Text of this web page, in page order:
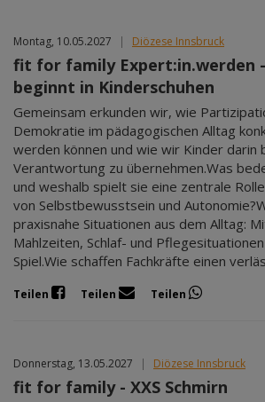
Sep 2026
Okt 2026
Nov 2026
Dez 2026
Jan 2027
Feb 2027
Mär 2027
Apr 2027
Mai 2027
Jun 2027
Montag, 10.05.2027 | Diözese Innsbruck
fit for family Expert:in.werden
beginnt in Kinderschuhen
Gemeinsam erkunden wir, wie
Demokratie im pädagogischen Alltag
werden können und wie wir Kinder darin
Verantwortung zu übernehmen.Was
und weshalb spielt sie eine zentrale
von Selbstbewusstsein und
praxisnahe Situationen aus dem Alltag:
Mahlzeiten, Schlaf- und
Spiel.Wie schaffen Fachkräfte einen
Teilen Teilen Teilen
Donnerstag, 13.05.2027 | Diözese Innsbruck
fit for family - XXS Schmirn